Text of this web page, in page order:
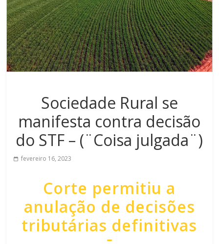
Sociedade Rural se
manifesta contra decisão
do STF – (¨Coisa julgada¨)
fevereiro 16, 2023
Corte permitiu a
anulação de decisões
tributárias definitivas